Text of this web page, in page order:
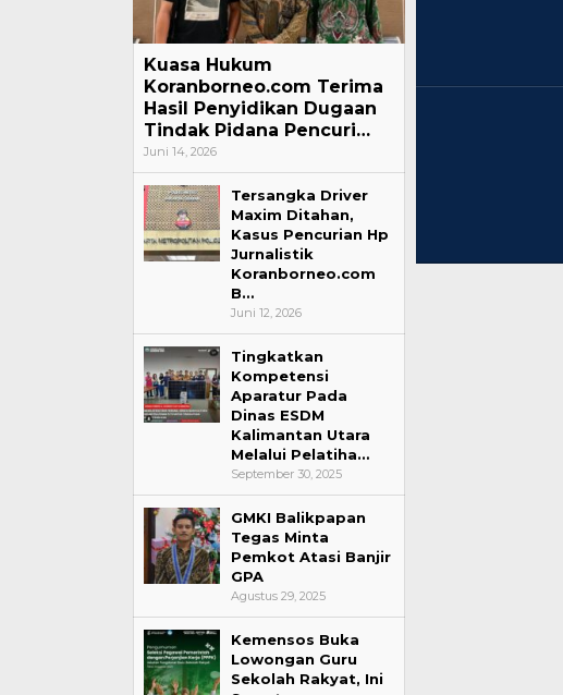
Kuasa Hukum
Koranborneo.com Terima
Hasil Penyidikan Dugaan
Tindak Pidana Pencuri…
Juni 14, 2026
Tersangka Driver
Maxim Ditahan,
Kasus Pencurian Hp
Jurnalistik
Koranborneo.com
B…
Juni 12, 2026
Tingkatkan
Kompetensi
Aparatur Pada
Dinas ESDM
Kalimantan Utara
Melalui Pelatiha…
September 30, 2025
GMKI Balikpapan
Tegas Minta
Pemkot Atasi Banjir
GPA
Agustus 29, 2025
Kemensos Buka
Lowongan Guru
Sekolah Rakyat, Ini